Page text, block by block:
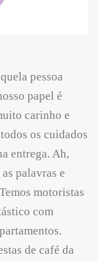
pessoa
papel é
carinho e
os cuidados
entrega. Ah,
palavras e
motoristas
com
de café da